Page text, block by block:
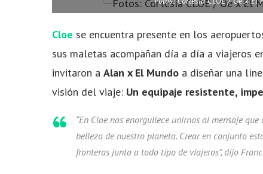
Cloe se encuentra presente en los
sus maletas acompañan día a día a viajeros
invitaron a Alan x El Mundo a diseñar una
visión del viaje: Un equipaje resistente,
“En Cloe nos enorgullece unirnos al mensaje
belleza de nuestro planeta. Crear en conjunto
fronteras junto a todo tipo de viajeros”, dijo